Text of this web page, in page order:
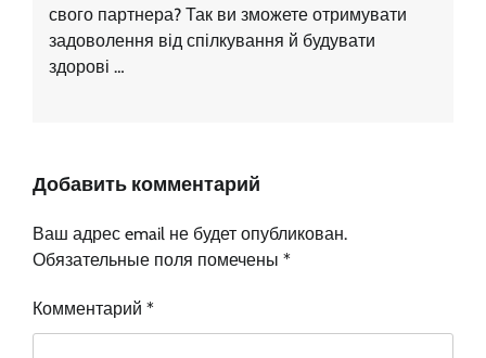
свого партнера? Так ви зможете отримувати
задоволення від спілкування й будувати
здорові …
Добавить комментарий
Ваш адрес email не будет опубликован.
Обязательные поля помечены *
Комментарий *